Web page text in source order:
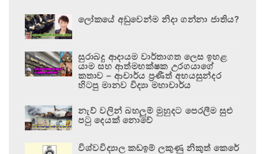
ලෝකයේ අඩුවෙන්ම නිදා ගන්නා ජාතිය?
සුරාබදු ආදායම වාර්තාගත ලෙස ඉහළ
යාම සහ ආත්මභක්ෂක උරගයාගේ
කතාව – ආචාර්ය ප්‍රණීත් අභයසුන්දර
හිටපු මානව විද්‍යා මහාචාර්ය
නැව් වලින් බහලුම් මුහුදට පෙරලීම සුළු
පටු දෙයක් නොවේ
විශ්වවිද්‍යාල කඩඉම් ලකුණු නිකුත් කෙරේ